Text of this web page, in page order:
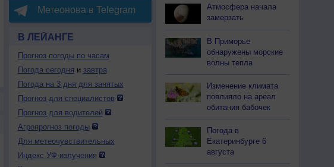
Метеонова в Telegram
В ЛЕЙАНГЕ
Прогноз погоды по часам
Погода сегодня и завтра
Погода на 3 дня для занятых
Прогноз для специалистов
Прогноз для водителей
Агропрогноз погоды
Для метеочувствительных
Индекс УФ-излучения
Атмосфера начала
замерзать
В Приморье
обнаружены морские
волны тепла
Изменение климата
повлияло на ареал
обитания бабочек
Погода в
Екатеринбурге 6
августа